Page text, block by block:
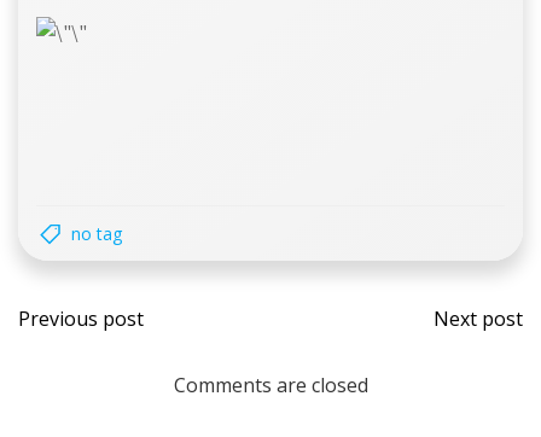
no tag
Previous post Next post
Comments are closed